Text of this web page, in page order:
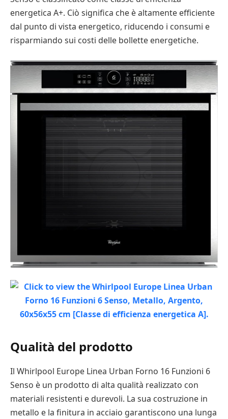
energetica A+. Ciò significa che è altamente efficiente
dal punto di vista energetico, riducendo i consumi e
risparmiando sui costi delle bollette energetiche.
Qualità del prodotto
Il Whirlpool Europe Linea Urban Forno 16 Funzioni 6
Senso è un prodotto di alta qualità realizzato con
materiali resistenti e durevoli. La sua costruzione in
metallo e la finitura in acciaio garantiscono una lunga